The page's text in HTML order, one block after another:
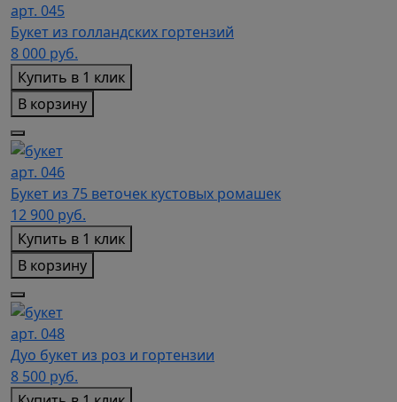
арт. 045
Букет из голландских гортензий
8 000 руб.
Купить в 1 клик
В корзину
арт. 046
Букет из 75 веточек кустовых ромашек
12 900 руб.
Купить в 1 клик
В корзину
арт. 048
Дуо букет из роз и гортензии
8 500 руб.